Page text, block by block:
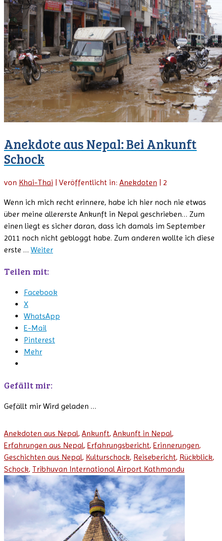
Anekdote aus Nepal: Bei Ankunft
Schock
von Khai-Thai Veröffentlicht in: Anekdoten 2
Wenn ich mich recht erinnere, habe ich hier noch nie etwas
über meine allererste Ankunft in Nepal geschrieben… Zum
einen liegt es sicher daran, dass ich damals im September
2011 noch nicht gebloggt habe. Zum anderen wollte ich diese
erste … Weiter
Teilen mit:
Facebook
X
WhatsApp
E-Mail
Pinterest
Mehr
Gefällt mir:
Gefällt mir Wird geladen …
Anekdoten aus Nepal, Ankunft, Ankunft in Nepal,
Erfahrungen aus Nepal, Erfahrungsbericht, Erinnerungen,
Geschichten aus Nepal, Kulturschock, Reisebericht, Rückblick,
Schock, Tribhuvan International Airport Kathmandu